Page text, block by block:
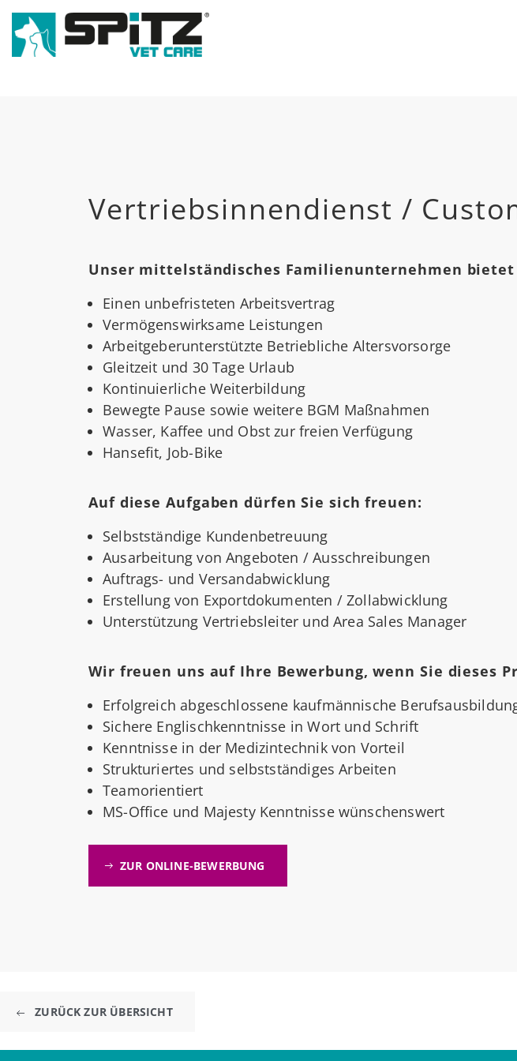
Vertriebsinnendienst /
Unser mittelständisches Familienunternehmen bietet
Einen unbefristeten Arbeitsvertrag
Vermögenswirksame Leistungen
Arbeitgeberunterstützte Betriebliche Altersvorsorge
Gleitzeit und 30 Tage Urlaub
Kontinuierliche Weiterbildung
Bewegte Pause sowie weitere BGM Maßnahmen
Wasser, Kaffee und Obst zur freien Verfügung
Hansefit, Job-Bike
Auf diese Aufgaben dürfen Sie sich freuen:
Selbstständige Kundenbetreuung
Ausarbeitung von Angeboten / Ausschreibungen
Auftrags- und Versandabwicklung
Erstellung von Exportdokumenten / Zollabwicklung
Unterstützung Vertriebsleiter und Area Sales Manager
Wir freuen uns auf Ihre Bewerbung, wenn Sie dieses
Erfolgreich abgeschlossene kaufmännische
Sichere Englischkenntnisse in Wort und Schrift
Kenntnisse in der Medizintechnik von Vorteil
Strukturiertes und selbstständiges Arbeiten
Teamorientiert
MS-Office und Majesty Kenntnisse wünschenswert
ZUR ONLINE-BEWERBUNG
ZURÜCK ZUR ÜBERSICHT